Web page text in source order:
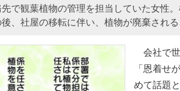
で観葉植物の管理を担当していた女性
、社屋の移転に伴い、植物が廃棄され
会社で世
「恩着せ
めて話題